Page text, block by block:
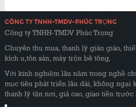
CÔNG TY TNHH-TMDV-PHÚC TRỌNG
Công ty TNHH-TMDV Phúc Trọng
Chuyên thu mua, thanh lý giàn giáo,
kích u,tôn sàn, máy trộn bê tông,
Với kinh nghiệm lâu năm trong nghề
mục tiêu phát triển lâu dài, không ngại
thanh lý tận nơi, giá cao, giao tiền